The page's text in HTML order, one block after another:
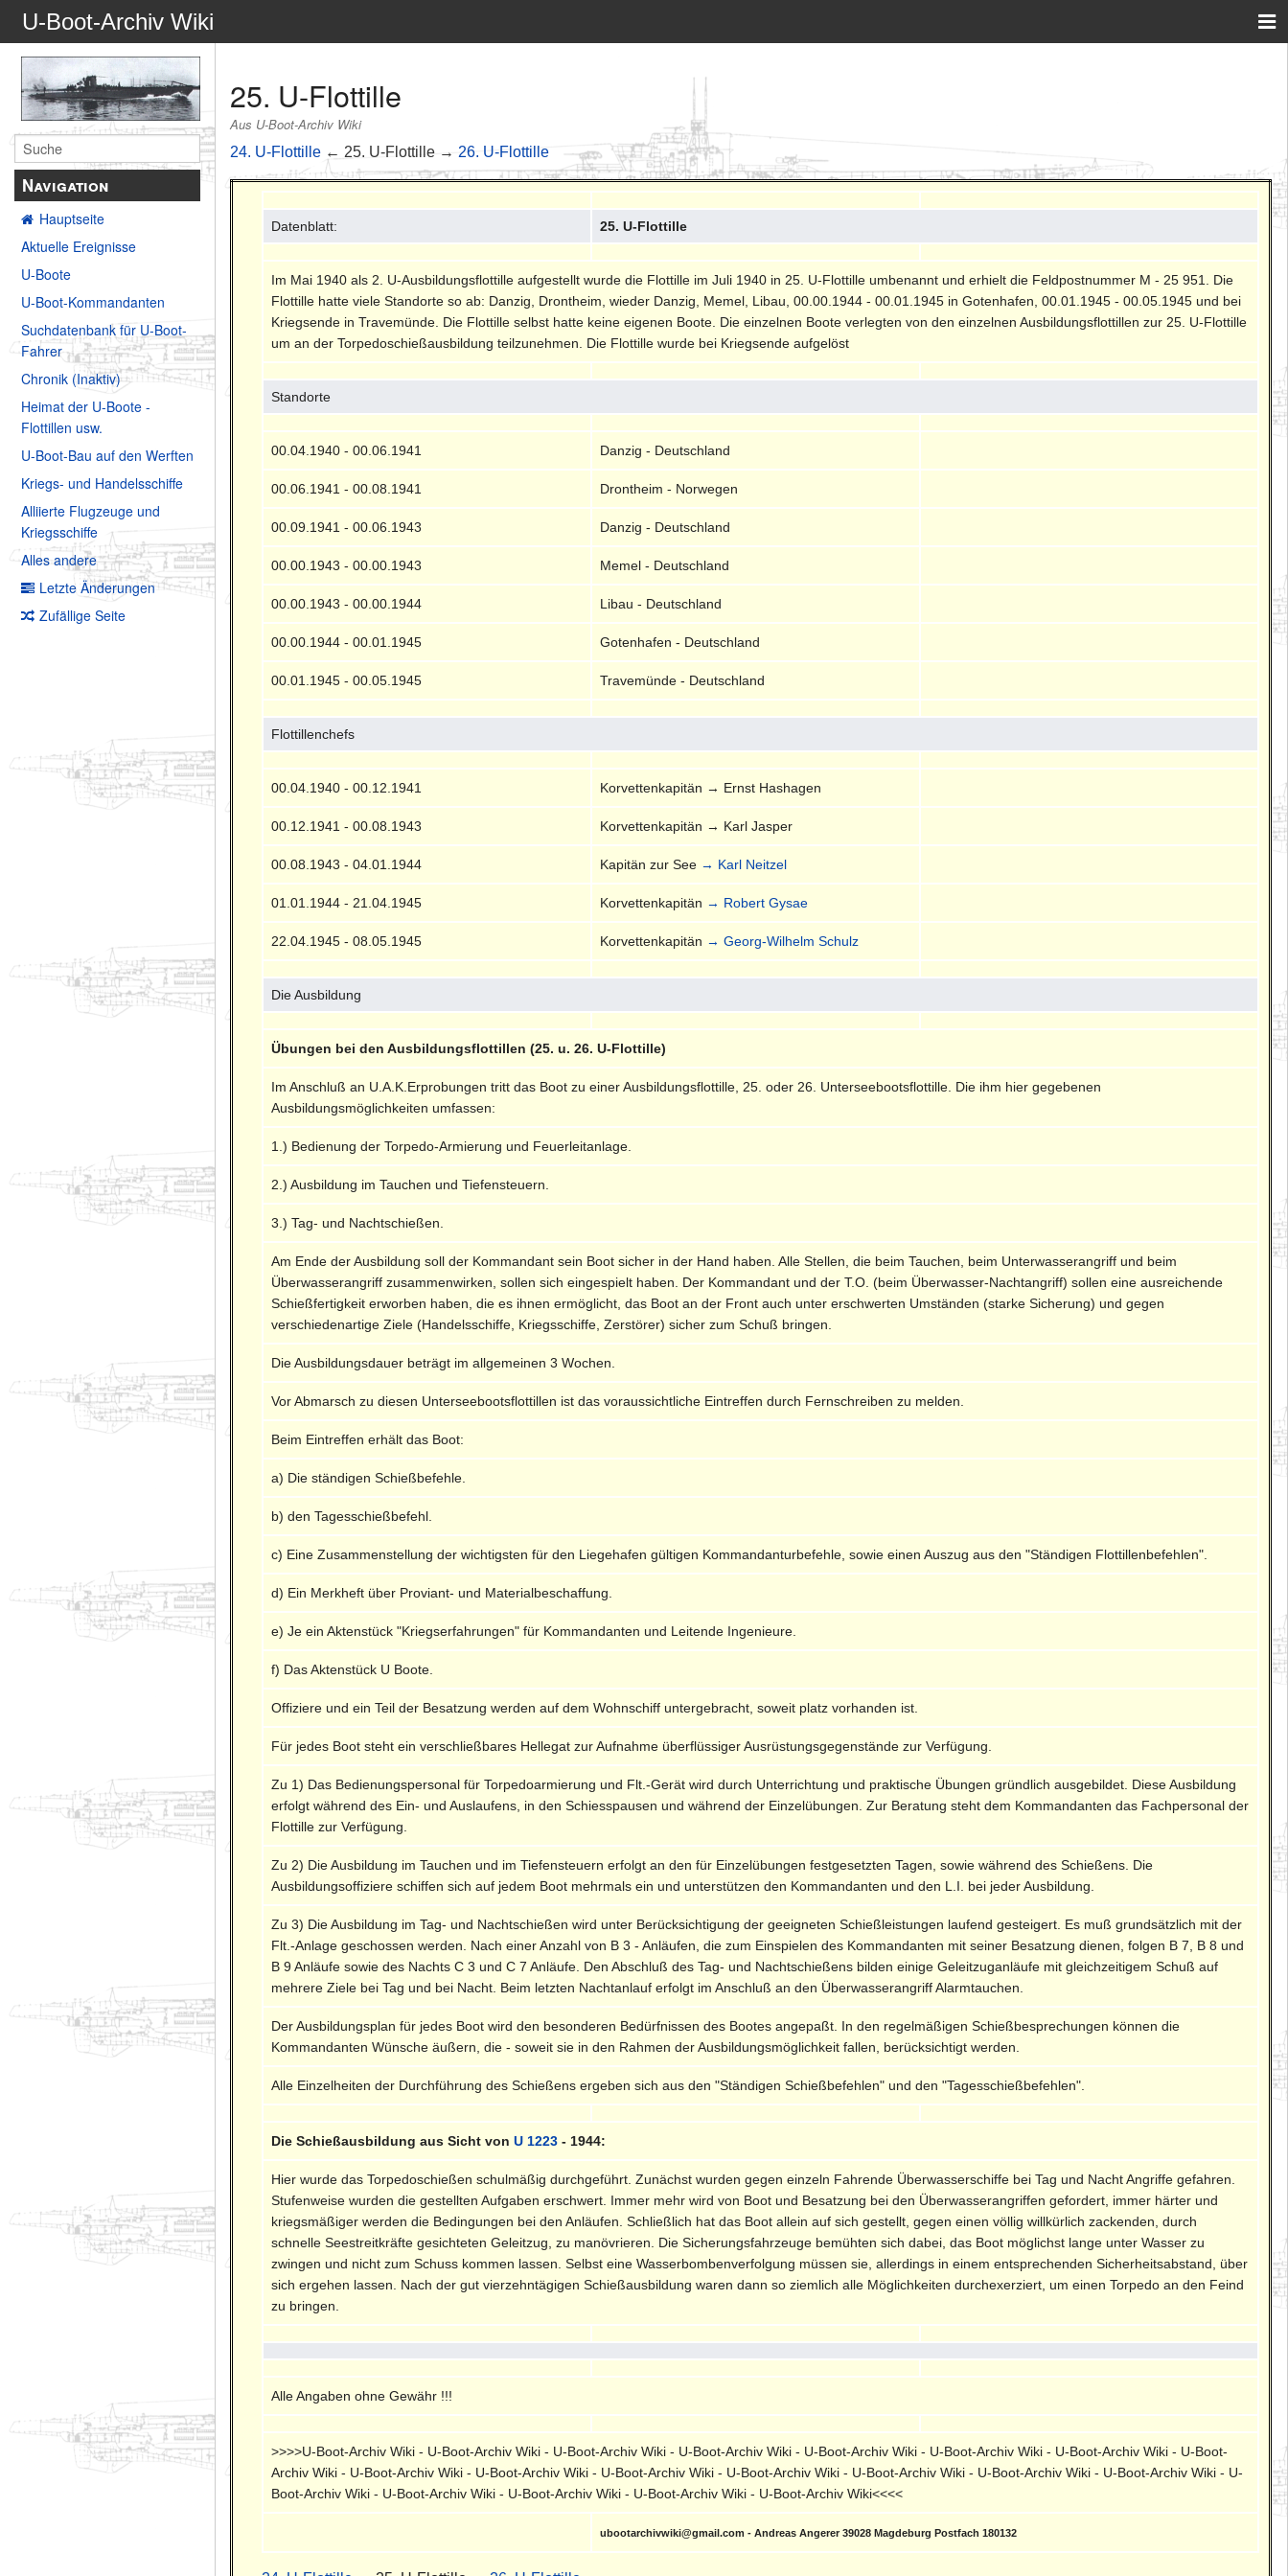
U-Boot-Archiv Wiki
Navigation
Hauptseite
Aktuelle Ereignisse
U-Boote
U-Boot-Kommandanten
Suchdatenbank für U-Boot-
Fahrer
Chronik (Inaktiv)
Heimat der U-Boote -
Flottillen usw.
U-Boot-Bau auf den Werften
Kriegs- und Handelsschiffe
Alliierte Flugzeuge und
Kriegsschiffe
Alles andere
Letzte Änderungen
Zufällige Seite
25. U-Flottille
Aus U-Boot-Archiv Wiki
24. U-Flottille ← 25. U-Flottille → 26. U-Flottille
Datenblatt: 25. U-Flottille
Im Mai 1940 als 2. U-Ausbildungsflottille aufgestellt wurde die Flottille im Juli 1940 in 25. U-Flottille umbenannt und erhielt die Feldpostnummer M - 25 951. Die
Flottille hatte viele Standorte so ab: Danzig, Drontheim, wieder Danzig, Memel, Libau, 00.00.1944 - 00.01.1945 in Gotenhafen, 00.01.1945 - 00.05.1945 und bei
Kriegsende in Travemünde. Die Flottille selbst hatte keine eigenen Boote. Die einzelnen Boote verlegten von den einzelnen Ausbildungsflottillen zur 25. U-Flottille
um an der Torpedoschießausbildung teilzunehmen. Die Flottille wurde bei Kriegsende aufgelöst
Standorte
00.04.1940 - 00.06.1941 Danzig - Deutschland
00.06.1941 - 00.08.1941 Drontheim - Norwegen
00.09.1941 - 00.06.1943 Danzig - Deutschland
00.00.1943 - 00.00.1943 Memel - Deutschland
00.00.1943 - 00.00.1944 Libau - Deutschland
00.00.1944 - 00.01.1945 Gotenhafen - Deutschland
00.01.1945 - 00.05.1945 Travemünde - Deutschland
Flottillenchefs
00.04.1940 - 00.12.1941 Korvettenkapitän → Ernst Hashagen
00.12.1941 - 00.08.1943 Korvettenkapitän → Karl Jasper
00.08.1943 - 04.01.1944 Kapitän zur See → Karl Neitzel
01.01.1944 - 21.04.1945 Korvettenkapitän → Robert Gysae
22.04.1945 - 08.05.1945 Korvettenkapitän → Georg-Wilhelm Schulz
Die Ausbildung
Übungen bei den Ausbildungsflottillen (25. u. 26. U-Flottille)
Im Anschluß an U.A.K.Erprobungen tritt das Boot zu einer Ausbildungsflottille, 25. oder 26. Unterseebootsflottille. Die ihm hier gegebenen
Ausbildungsmöglichkeiten umfassen:
1.) Bedienung der Torpedo-Armierung und Feuerleitanlage.
2.) Ausbildung im Tauchen und Tiefensteuern.
3.) Tag- und Nachtschießen.
Am Ende der Ausbildung soll der Kommandant sein Boot sicher in der Hand haben. Alle Stellen, die beim Tauchen, beim Unterwasserangriff und beim
Überwasserangriff zusammenwirken, sollen sich eingespielt haben. Der Kommandant und der T.O. (beim Überwasser-Nachtangriff) sollen eine ausreichende
Schießfertigkeit erworben haben, die es ihnen ermöglicht, das Boot an der Front auch unter erschwerten Umständen (starke Sicherung) und gegen
verschiedenartige Ziele (Handelsschiffe, Kriegsschiffe, Zerstörer) sicher zum Schuß bringen.
Die Ausbildungsdauer beträgt im allgemeinen 3 Wochen.
Vor Abmarsch zu diesen Unterseebootsflottillen ist das voraussichtliche Eintreffen durch Fernschreiben zu melden.
Beim Eintreffen erhält das Boot:
a) Die ständigen Schießbefehle.
b) den Tagesschießbefehl.
c) Eine Zusammenstellung der wichtigsten für den Liegehafen gültigen Kommandanturbefehle, sowie einen Auszug aus den "Ständigen Flottillenbefehlen".
d) Ein Merkheft über Proviant- und Materialbeschaffung.
e) Je ein Aktenstück "Kriegserfahrungen" für Kommandanten und Leitende Ingenieure.
f) Das Aktenstück U Boote.
Offiziere und ein Teil der Besatzung werden auf dem Wohnschiff untergebracht, soweit platz vorhanden ist.
Für jedes Boot steht ein verschließbares Hellegat zur Aufnahme überflüssiger Ausrüstungsgegenstände zur Verfügung.
Zu 1) Das Bedienungspersonal für Torpedoarmierung und Flt.-Gerät wird durch Unterrichtung und praktische Übungen gründlich ausgebildet. Diese Ausbildung
erfolgt während des Ein- und Auslaufens, in den Schiesspausen und während der Einzelübungen. Zur Beratung steht dem Kommandanten das Fachpersonal der
Flottille zur Verfügung.
Zu 2) Die Ausbildung im Tauchen und im Tiefensteuern erfolgt an den für Einzelübungen festgesetzten Tagen, sowie während des Schießens. Die
Ausbildungsoffiziere schiffen sich auf jedem Boot mehrmals ein und unterstützen den Kommandanten und den L.I. bei jeder Ausbildung.
Zu 3) Die Ausbildung im Tag- und Nachtschießen wird unter Berücksichtigung der geeigneten Schießleistungen laufend gesteigert. Es muß grundsätzlich mit der
Flt.-Anlage geschossen werden. Nach einer Anzahl von B 3 - Anläufen, die zum Einspielen des Kommandanten mit seiner Besatzung dienen, folgen B 7, B 8 und
B 9 Anläufe sowie des Nachts C 3 und C 7 Anläufe. Den Abschluß des Tag- und Nachtschießens bilden einige Geleitzuganläufe mit gleichzeitigem Schuß auf
mehrere Ziele bei Tag und bei Nacht. Beim letzten Nachtanlauf erfolgt im Anschluß an den Überwasserangriff Alarmtauchen.
Der Ausbildungsplan für jedes Boot wird den besonderen Bedürfnissen des Bootes angepaßt. In den regelmäßigen Schießbesprechungen können die
Kommandanten Wünsche äußern, die - soweit sie in den Rahmen der Ausbildungsmöglichkeit fallen, berücksichtigt werden.
Alle Einzelheiten der Durchführung des Schießens ergeben sich aus den "Ständigen Schießbefehlen" und den "Tagesschießbefehlen".
Die Schießausbildung aus Sicht vonU 1223 - 1944:
Hier wurde das Torpedoschießen schulmäßig durchgeführt. Zunächst wurden gegen einzeln Fahrende Überwasserschiffe bei Tag und Nacht Angriffe gefahren.
Stufenweise wurden die gestellten Aufgaben erschwert. Immer mehr wird von Boot und Besatzung bei den Überwasserangriffen gefordert, immer härter und
kriegsmäßiger werden die Bedingungen bei den Anläufen. Schließlich hat das Boot allein auf sich gestellt, gegen einen völlig willkürlich zackenden, durch
schnelle Seestreitkräfte gesichteten Geleitzug, zu manövrieren. Die Sicherungsfahrzeuge bemühten sich dabei, das Boot möglichst lange unter Wasser zu
zwingen und nicht zum Schuss kommen lassen. Selbst eine Wasserbombenverfolgung müssen sie, allerdings in einem entsprechenden Sicherheitsabstand, über
sich ergehen lassen. Nach der gut vierzehntägigen Schießausbildung waren dann so ziemlich alle Möglichkeiten durchexerziert, um einen Torpedo an den Feind
zu bringen.
Alle Angaben ohne Gewähr !!!
>>>>U-Boot-Archiv Wiki - U-Boot-Archiv Wiki - U-Boot-Archiv Wiki - U-Boot-Archiv Wiki - U-Boot-Archiv Wiki - U-Boot-Archiv Wiki - U-Boot-Archiv Wiki - U-Boot-
Archiv Wiki - U-Boot-Archiv Wiki - U-Boot-Archiv Wiki - U-Boot-Archiv Wiki - U-Boot-Archiv Wiki - U-Boot-Archiv Wiki - U-Boot-Archiv Wiki - U-Boot-Archiv Wiki - U-
Boot-Archiv Wiki - U-Boot-Archiv Wiki - U-Boot-Archiv Wiki - U-Boot-Archiv Wiki - U-Boot-Archiv Wiki<<<<
ubootarchivwiki@gmail.com - Andreas Angerer 39028 Magdeburg Postfach 180132